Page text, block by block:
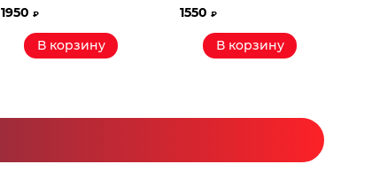
1950₽
В корзину
1550₽
В корзину